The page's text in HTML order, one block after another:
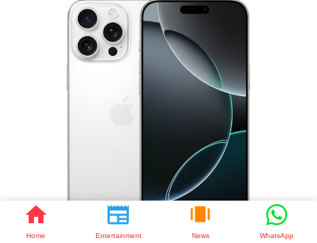
Home Entertainment News WhatsApp